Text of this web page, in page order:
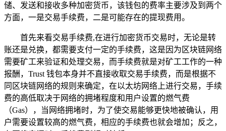
储、发送和接收多种加密货币，该钱包的费率主要涉及到两个
方面，一是交易手续费，二是可能存在的提现费用。
首先来看交易手续费,在进行加密货币交易时，无论是转
账还是兑换，都需要支付一定的手续费，这是因为区块链网络
需要矿工来验证和处理交易，而手续费就是对矿工工作的一种
报酬，Trust 钱包本身并不直接收取交易手续费，而是根据不
同区块链网络的规则来确定，在以太坊网络上进行交易，手续
费的高低取决于网络的拥堵程度和用户设置的燃气费
（Gas），当网络拥堵时，为了使交易能够更快地被确认，用
户需要设置较高的燃气费，相应的手续费也就会增加；反之，